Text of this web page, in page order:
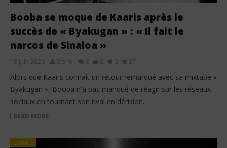
Booba se moque de Kaaris après le
succès de « Byakugan » : « Il fait le
narcos de Sinaloa »
18 juin 2026 Stone 0 0 0 37
Alors que Kaaris connaît un retour remarqué avec sa mixtape «
Byakugan », Booba n'a pas manqué de réagir sur les réseaux
sociaux en tournant son rival en dérision.
READ MORE
LYRICS